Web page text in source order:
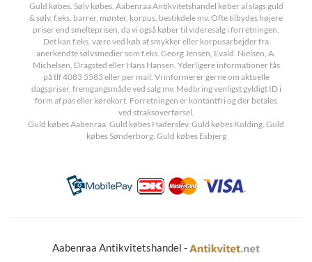
Guld købes. Sølv købes. Aabenraa Antikvitetshandel køber al slags guld
& sølv, f.eks. barrer, mønter, korpus, bestikdele mv. Ofte tilbydes højere
priser end smelteprisen, da vi også køber til videresalg i forretningen.
Det kan f.eks. være ved køb af smykker eller korpusarbejder fra
anerkendte sølvsmedier som f.eks. Georg Jensen, Evald. Nielsen, A.
Michelsen, Dragsted eller Hans Hansen. Yderligere informationer fås
på tlf 4083 5583 eller per mail. Vi informerer gerne om aktuelle
dagspriser, fremgangsmåde ved salg mv. Medbring venligst gyldigt ID i
form af pas eller kørekort. Forretningen er kontantfri og der betales
ved straksoverførsel.
Guld købes Aabenraa. Guld købes Haderslev. Guld købes Kolding. Guld
købes Sønderborg. Guld købes Esbjerg
Aabenraa Antikvitetshandel -